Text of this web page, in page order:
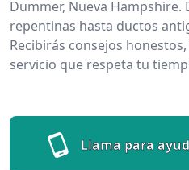
Dummer, Nueva Hampshire.
repentinas hasta ductos
Recibirás consejos
servicio que respeta tu
Llama para